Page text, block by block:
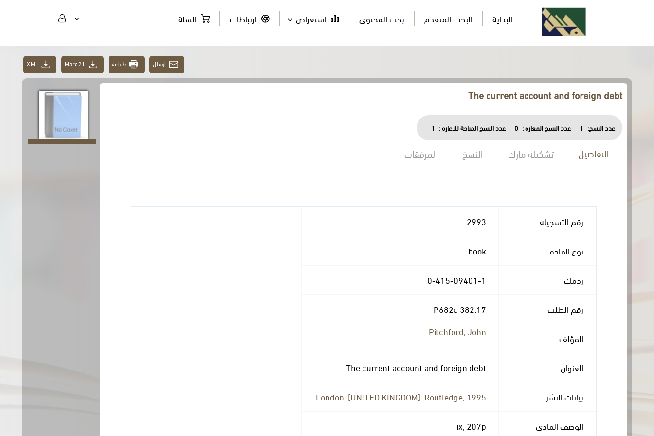
البداية البحث المتقدم بحث المحتوى استعراض ارتباطات السلة
ارسال طباعة Marc21
XML
The current account and foreign debt
عدد النسخ: 1 عدد النسخ المعارة : 0 عدد النسخ المتاحة للاعارة : 1
التفاصيل تشكيلة مارك النسخ المرفقات
رقم التسجيلة 2993
نوع المادة book
ردمك 0-415-09401-1
رقم الطلب 382.17 P682c
المؤلف
Pitchford, John
العنوان The current account and foreign debt
بيانات النشر London, [UNITED KINGDOM]: Routledge, 1995.
الوصف المادي ix, 207p